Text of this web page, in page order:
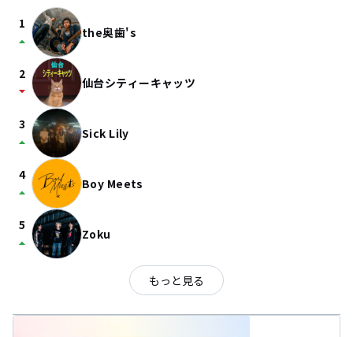
1
arrow_drop_up the奥歯's
2
arrow_drop_down 仙台シティーキャッツ
3
arrow_drop_up Sick Lily
4
arrow_drop_up Boy Meets
5
arrow_drop_up Zoku
もっと見る